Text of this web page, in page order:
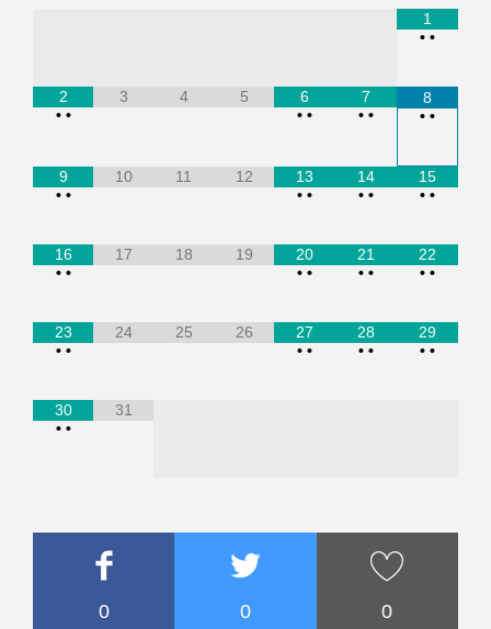
1
• •
2
• •
3 4 5
6
• •
7
• •
8
• •
9
• •
10 11 12
13
• •
14
• •
15
• •
16
• •
17 18 19
20
• •
21
• •
22
• •
23
• •
24 25 26
27
• •
28
• •
29
• •
30
• •
31
0 0 0